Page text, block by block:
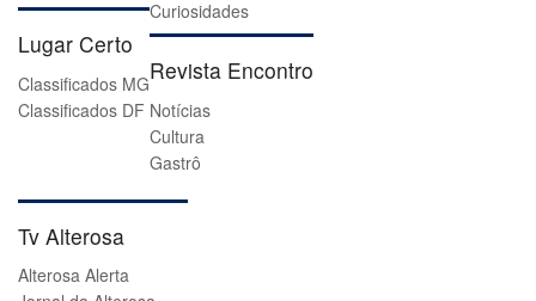
Lugar Certo
Classificados MG
Classificados DF
Curiosidades
Revista Encontro
Notícias
Cultura
Gastrô
Tv Alterosa
Alterosa Alerta